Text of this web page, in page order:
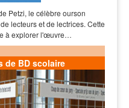
Petzi, le célèbre ourson
lecteurs et de lectrices. Cette
à explorer l'œuvre…
de BD scolaire